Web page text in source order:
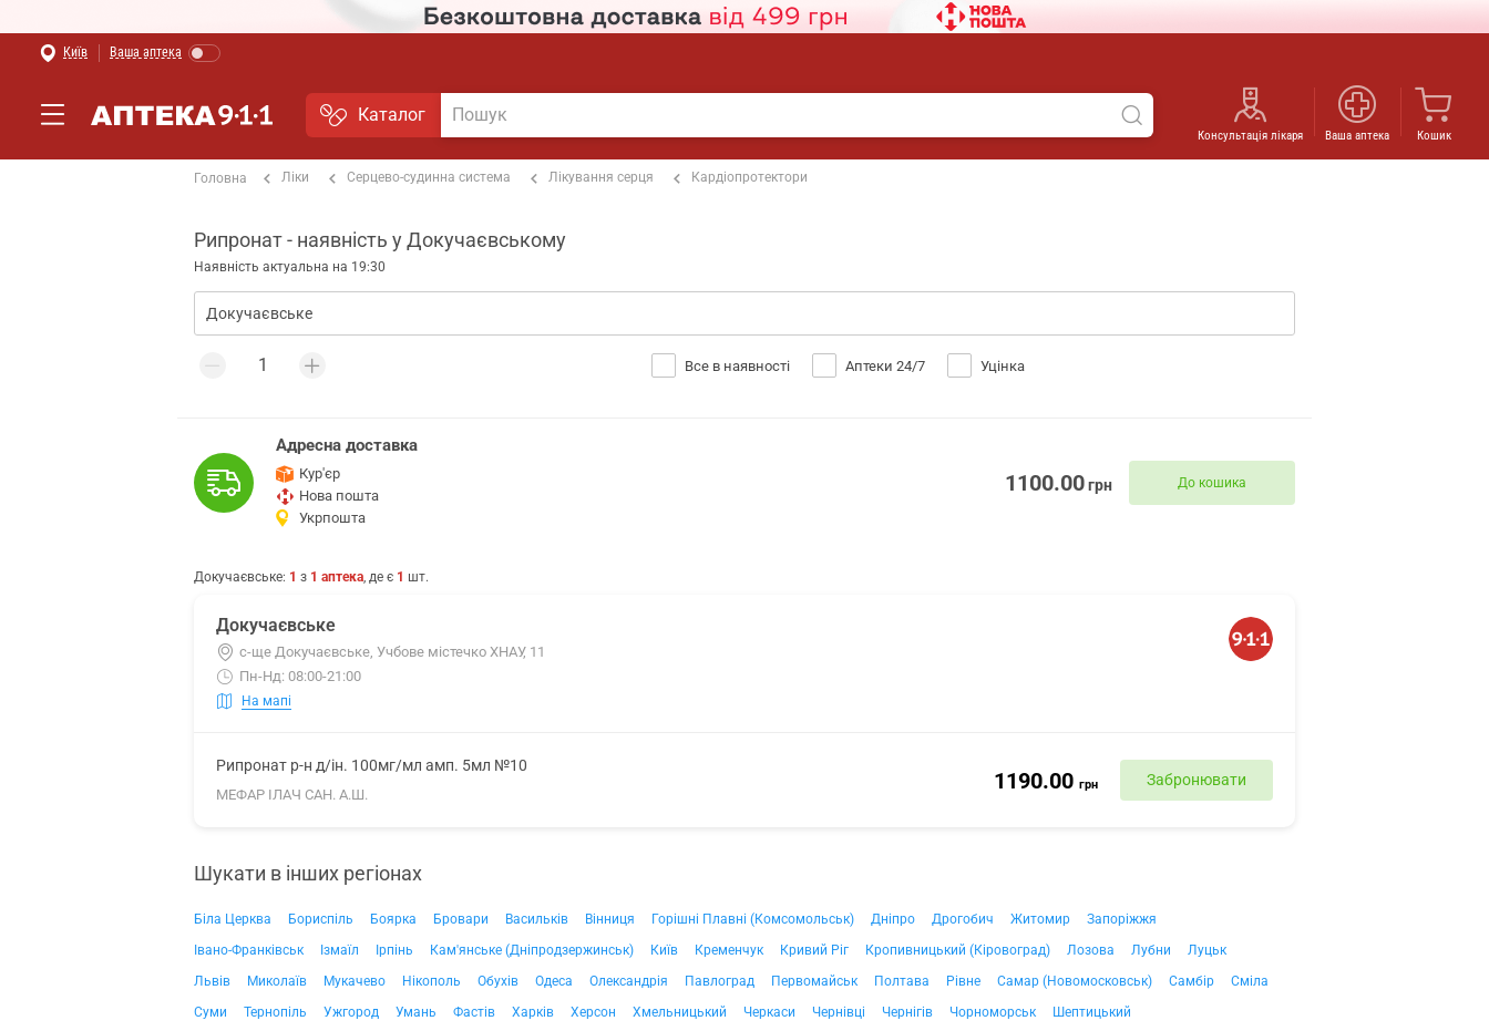
Київ Ваша аптека
Каталог
Консультація лікаря Ваша аптека Кошик
Головна Ліки Серцево-судинна система Лікування серця Кардіопротектори
Рипронат - наявність у Докучаєвському
Наявність актуальна на 19:30
Все в наявності Аптеки 24/7 Уцінка
Адресна доставка
Кур'єр
Нова пошта
Укрпошта
1100.00грн До кошика
Докучаєвське: 1 з 1 аптека, де є 1 шт.
Докучаєвське
с-ще Докучаєвське, Учбове містечко ХНАУ, 11
Пн-Нд: 08:00-21:00
На мапі
Рипронат р-н д/ін. 100мг/мл амп. 5мл №10
МЕФАР ІЛАЧ САН. А.Ш.
1190.00 грн Забронювати
Шукати в інших регіонах
Біла Церква Бориспіль Боярка Бровари Васильків Вінниця Горішні Плавні (Комсомольськ) Дніпро Дрогобич Житомир
Запоріжжя
Івано-Франківськ
Ізмаїл Ірпінь Кам'янське (Дніпродзержинськ) Київ Кременчук Кривий Ріг Кропивницький (Кіровоград) Лозова Лубни
Луцьк
Львів
Миколаїв Мукачево Нікополь Обухів Одеса Олександрія Павлоград Первомайськ Полтава Рівне Самар (Новомосковськ) Самбір
Сміла
Суми
Тернопіль Ужгород Умань Фастів Харків Херсон Хмельницький Черкаси Чернівці Чернігів Чорноморськ Шептицький